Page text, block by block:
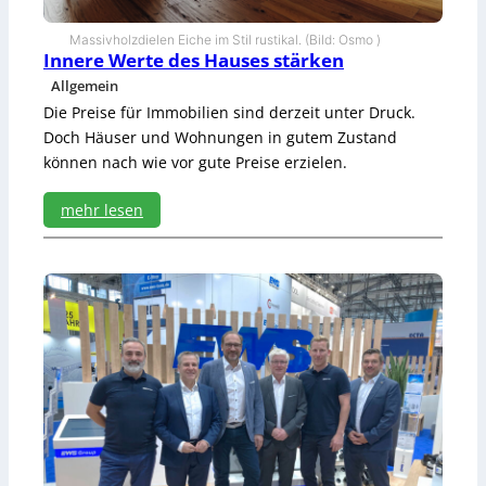
e
k
l
e
k
i
o
n
Massivholzdielen Eiche im Stil rustikal. (Bild: Osmo )
Innere Werte des Hauses stärken
Allgemein
Die Preise für Immobilien sind derzeit unter Druck.
Doch Häuser und Wohnungen in gutem Zustand
können nach wie vor gute Preise erzielen.
mehr lesen
:
n
n
e
r
e
W
e
r
t
e